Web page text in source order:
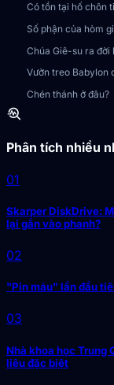
Có tồn tại hố chôn
Số phận của hòm
Chúa Giê-su ra đời
Vườn treo Babylon
Chén thánh ở đâu?
troubleshoot
Phân tích nhiều
01
Skarper DiskDrive:
lại gắn vào phanh?
02
"Pin máu" lần đầu
03
Nhà khoa học Trung
liệu đặc biệt